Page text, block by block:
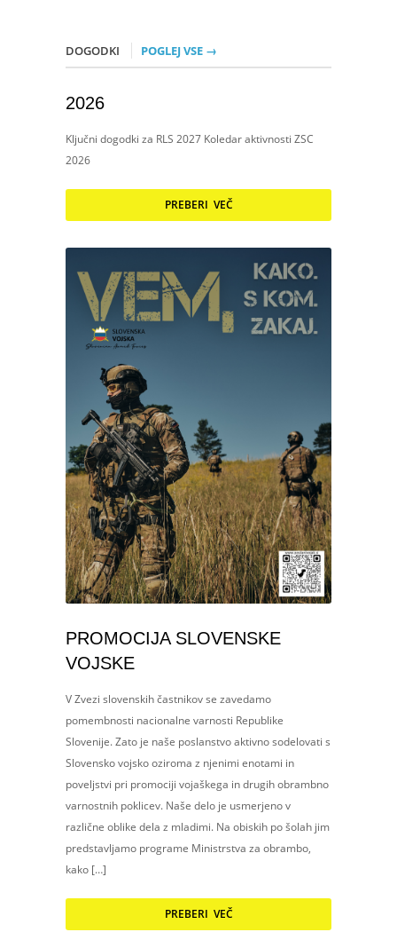
DOGODKI POGLEJ VSE →
2026
Ključni dogodki za RLS 2027 Koledar aktivnosti ZSC
2026
PREBERI VEČ
PROMOCIJA SLOVENSKE
VOJSKE
V Zvezi slovenskih častnikov se zavedamo
pomembnosti nacionalne varnosti Republike
Slovenije. Zato je naše poslanstvo aktivno sodelovati s
Slovensko vojsko oziroma z njenimi enotami in
poveljstvi pri promociji vojaškega in drugih obrambno
varnostnih poklicev. Naše delo je usmerjeno v
različne oblike dela z mladimi. Na obiskih po šolah jim
predstavljamo programe Ministrstva za obrambo,
kako […]
PREBERI VEČ